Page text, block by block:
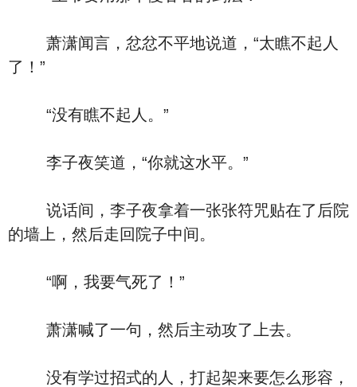
萧潇闻言，忿忿不平地说道，“太瞧不起人
了！”
“没有瞧不起人。”
李子夜笑道，“你就这水平。”
说话间，李子夜拿着一张张符咒贴在了后院
的墙上，然后走回院子中间。
“啊，我要气死了！”
萧潇喊了一句，然后主动攻了上去。
没有学过招式的人，打起架来要怎么形容，